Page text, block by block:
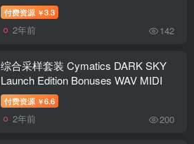
付费资源 ￥3.3
2年前 142
综合采样套装 Cymatics DARK SKY
Launch Edition Bonuses WAV MIDI
付费资源 ￥6.6
2年前 200